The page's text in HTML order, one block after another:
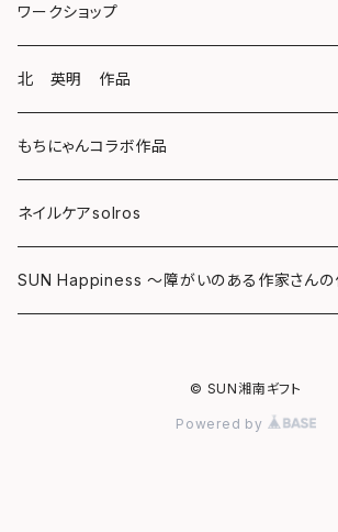
スマホケース
キーホルダー
バッグ
Tシャツ
ミラー
クリアファイル
ボールペン
キーホルダー
マグネット
シール
ワークショップ
海レジンアートボード
レジンチャーム
サンキャッチャー
北 英明 作品
ポストカード
もちにゃんコラボ作品
ネイルケアsolros
SUN Happiness ～障がいのある作家さんの
© SUN湘南ギフト
Powered by